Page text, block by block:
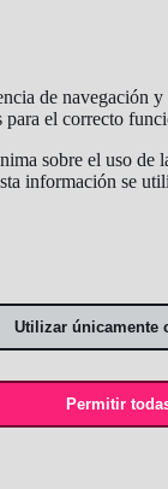
de navegación
el correcto
sobre el uso de
información se
Utilizar únicamente
Permitir